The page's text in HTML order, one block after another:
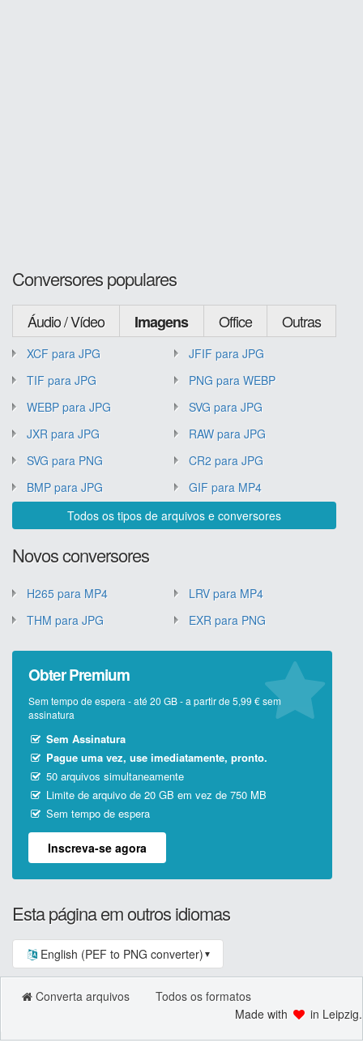
Conversores populares
Áudio / Vídeo Imagens Office Outras
XCF para JPG
JFIF para JPG
TIF para JPG
PNG para WEBP
WEBP para JPG
SVG para JPG
JXR para JPG
RAW para JPG
SVG para PNG
CR2 para JPG
BMP para JPG
GIF para MP4
Todos os tipos de arquivos e conversores
Novos conversores
H265 para MP4
LRV para MP4
THM para JPG
EXR para PNG
Obter Premium
Sem tempo de espera - até 20 GB - a partir de 5,99 € sem
assinatura
Sem Assinatura
Pague uma vez, use imediatamente, pronto.
50 arquivos simultaneamente
Limite de arquivo de 20 GB em vez de 750 MB
Sem tempo de espera
Inscreva-se agora
Esta página em outros idiomas
English (PEF to PNG converter) ▼
Converta arquivos
Todos os formatos
Made with
in Leipzig.